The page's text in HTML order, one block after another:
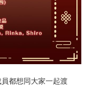
都想同大家一起渡